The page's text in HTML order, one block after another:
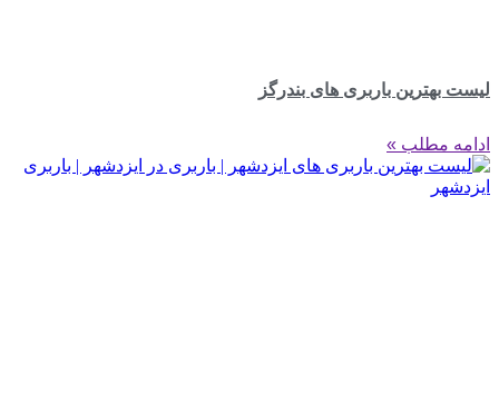
لیست بهترین باربری های بندرگز
ادامه مطلب »